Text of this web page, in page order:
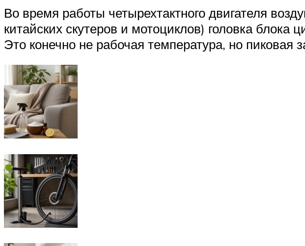
Во время работы четырехтактного двигателя
китайских скутеров и мотоциклов) головка
Это конечно не рабочая температура, но пиковая